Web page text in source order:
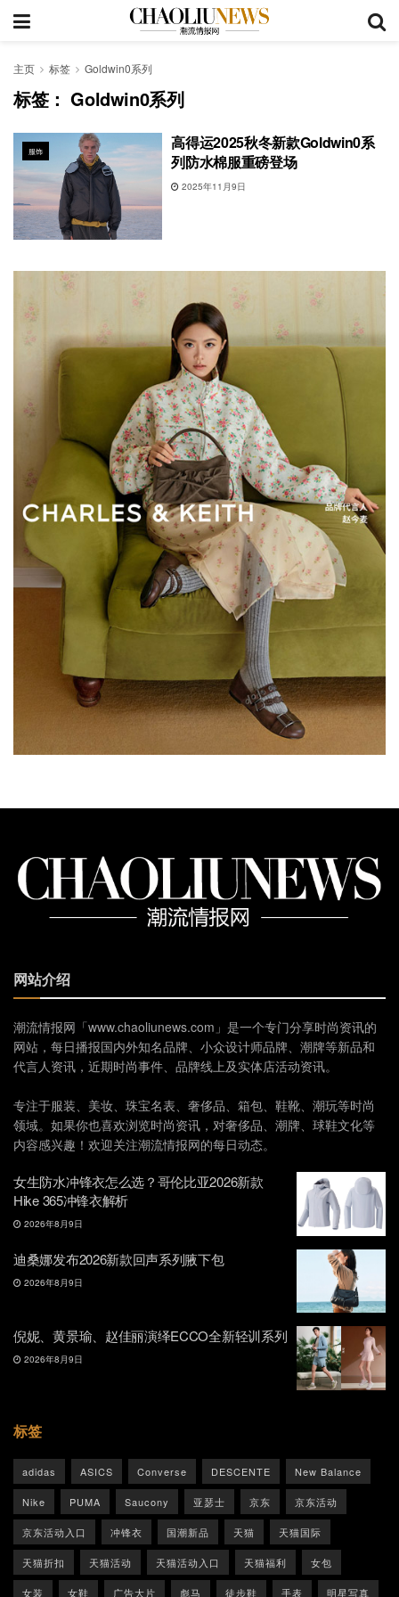
主页 标签 Goldwin0系列
标签：Goldwin0系列
服饰
高得运2025秋冬新款Goldwin0系
列防水棉服重磅登场
2025年11月9日
网站介绍
潮流情报网「www.chaoliunews.com」是一个专门分享时尚资讯的
网站，每日播报国内外知名品牌、小众设计师品牌、潮牌等新品和
代言人资讯，近期时尚事件、品牌线上及实体店活动资讯。
专注于服装、美妆、珠宝名表、奢侈品、箱包、鞋靴、潮玩等时尚
领域。如果你也喜欢浏览时尚资讯，对奢侈品、潮牌、球鞋文化等
内容感兴趣！欢迎关注潮流情报网的每日动态。
女生防水冲锋衣怎么选？哥伦比亚2026新款
Hike 365冲锋衣解析
2026年8月9日
迪桑娜发布2026新款回声系列腋下包
2026年8月9日
倪妮、黄景瑜、赵佳丽演绎ECCO全新轻训系列
2026年8月9日
标签
adidas ASICS Converse DESCENTE New Balance
Nike PUMA Saucony 亚瑟士 京东 京东活动
京东活动入口 冲锋衣 国潮新品 天猫 天猫国际
天猫折扣 天猫活动 天猫活动入口 天猫福利 女包
女装 女鞋 广告大片 彪马 徒步鞋 手表 明星写真